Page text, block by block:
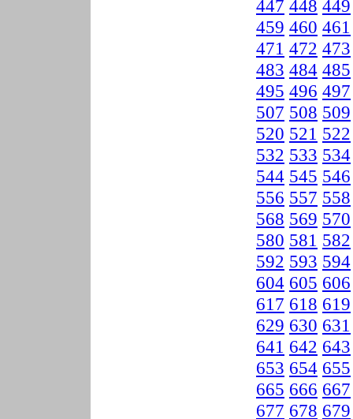
447 448 449
459 460 461
471 472 473
483 484 485
495 496 497
507 508 509
520 521 522
532 533 534
544 545 546
556 557 558
568 569 570
580 581 582
592 593 594
604 605 606
617 618 619
629 630 631
641 642 643
653 654 655
665 666 667
677 678 679